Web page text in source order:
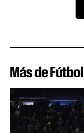
Más de Fútbol